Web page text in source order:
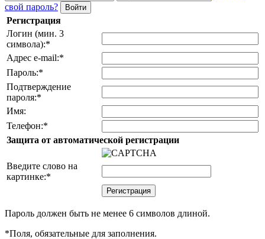
свой пароль?
Регистрация
Логин (мин. 3
символа):*
Адрес e-mail:*
Пароль:*
Подтверждение
пароля:*
Имя:
Телефон:*
Защита от автоматической регистрации
Введите слово на
картинке:*
Пароль должен быть не менее 6 символов длиной.
*Поля, обязательные для заполнения.